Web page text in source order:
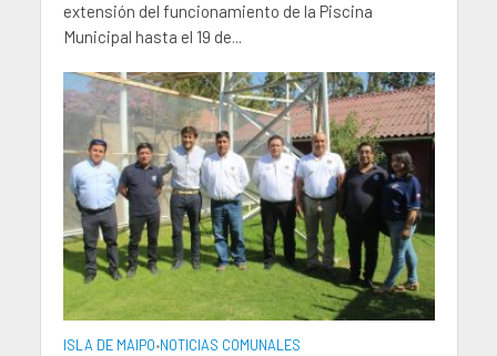
extensión del funcionamiento de la Piscina
Municipal hasta el 19 de...
ISLA DE MAIPO•NOTICIAS COMUNALES